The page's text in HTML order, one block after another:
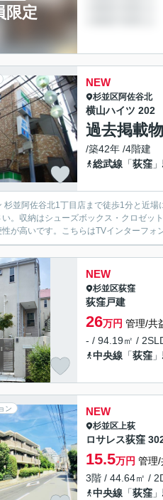
限定
NEW
杉並区阿佐谷北
横山ハイツ 202
過去掲載
/築42年 /4階建
総武線 「荻窪
杉並阿佐谷北1丁目店まで徒歩1分と近
。収納はシューズボックス・クロゼッ
が高いです。こちらはTVインターフ
NEW
杉並区荻窪
荻窪戸建
26万円 管理/共
- / 94.19㎡ /
中央線 「荻窪
ン NEW
杉並区上荻
ロサレス荻窪
15.5万円 管理/
3階 / 44.64㎡ /
中央線 「荻窪